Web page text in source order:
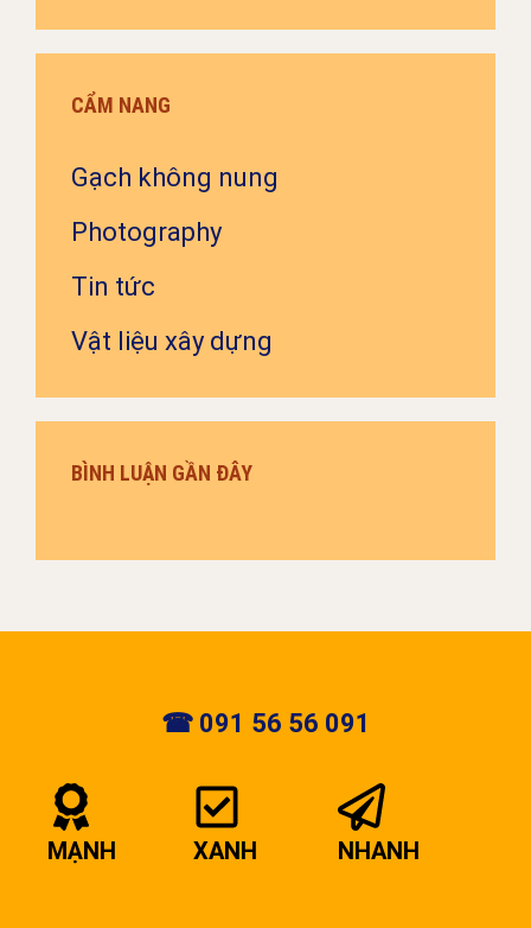
CẨM NANG
Gạch không nung
Photography
Tin tức
Vật liệu xây dựng
BÌNH LUẬN GẦN ĐÂY
☎ 091 56 56 091
MẠNH XANH NHANH